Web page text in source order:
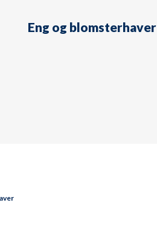
Eng og blomsterhaver